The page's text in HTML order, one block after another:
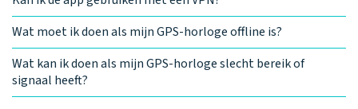
Wat moet ik doen als mijn GPS-horloge offline is?
Wat kan ik doen als mijn GPS-horloge slecht bereik of
signaal heeft?